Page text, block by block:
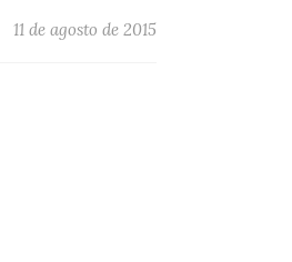
11 de agosto de 2015